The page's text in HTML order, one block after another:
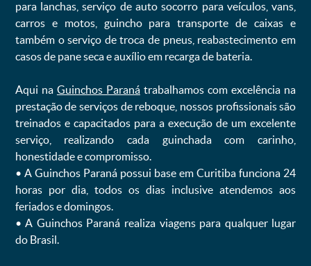
para lanchas, serviço de auto socorro para veículos, vans,
carros e motos, guincho para transporte de caixas e
também o serviço de troca de pneus, reabastecimento em
casos de pane seca e auxílio em recarga de bateria. ㅤㅤ
Aqui na Guinchos Paranátrabalhamos com excelência na
prestação de serviços de reboque, nossos profissionais são
treinados e capacitados para a execução de um excelente
serviço, realizando cada guinchada com carinho,
honestidade e compromisso.
ㅤㅤ• A Guinchos Paraná possui base em Curitiba funciona 24
horas por dia, todos os dias inclusive atendemos aos
feriados e domingos.
ㅤㅤ• A Guinchos Paraná realiza viagens para qualquer lugar
do Brasil.